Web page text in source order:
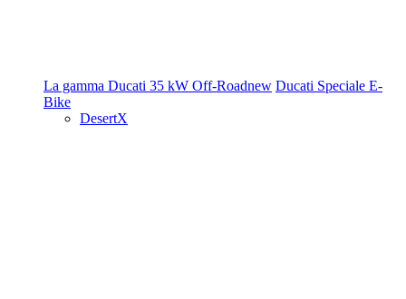
La gamma Ducati 35 kW Off-Roadnew Ducati Speciale E-
Bike
DesertX